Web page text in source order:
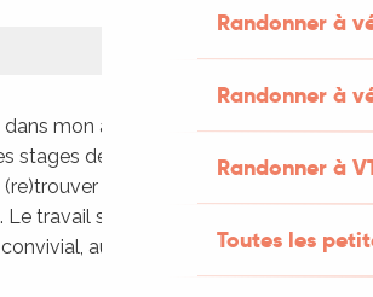
Randonner à
Randonner à
Randonner à
Toutes les
mon atelier, à Cabrerets, dans
stages de sculpture en terre ou
le plaisir du modelage et
travail sera intense, comme
autour du poêle à bois de